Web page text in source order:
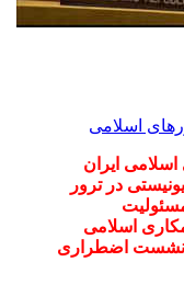
اسلامی
ایران
در ترور
اسلامی
نشست اضطراری